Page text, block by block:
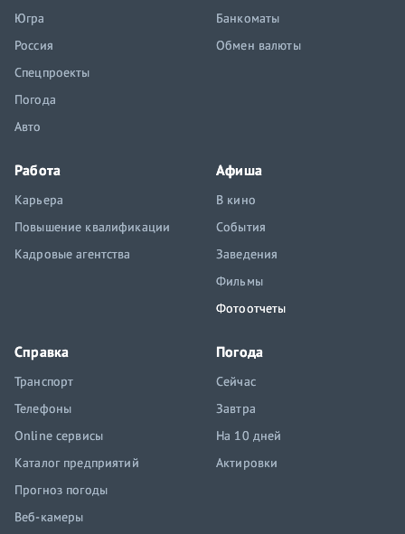
Югра
Россия
Спецпроекты
Погода
Авто
Банкоматы
Обмен валюты
Работа
Карьера
Повышение квалификации
Кадровые агентства
Афиша
В кино
События
Заведения
Фильмы
Фотоотчеты
Справка
Транспорт
Телефоны
Online сервисы
Каталог предприятий
Прогноз погоды
Веб-камеры
Погода
Сейчас
Завтра
На 10 дней
Актировки